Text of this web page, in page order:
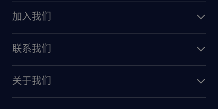
加入我们
联系我们
关于我们